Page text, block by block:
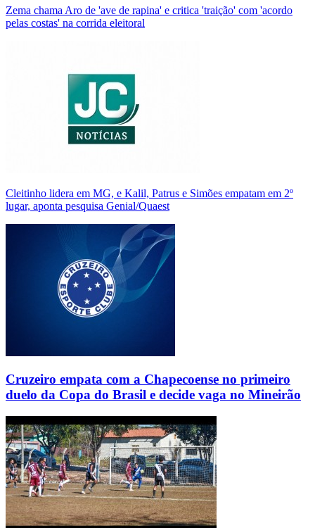
Zema chama Aro de 'ave de rapina' e critica 'traição' com 'acordo
pelas costas' na corrida eleitoral
Cleitinho lidera em MG, e Kalil, Patrus e Simões empatam em 2º
lugar, aponta pesquisa Genial/Quaest
Cruzeiro empata com a Chapecoense no primeiro
duelo da Copa do Brasil e decide vaga no Mineirão